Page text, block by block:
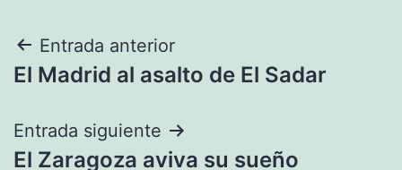
Navegación
de
entradas
Entrada anterior
El Madrid al asalto de El Sadar
Entrada siguiente
El Zaragoza aviva su sueño